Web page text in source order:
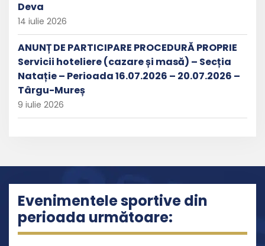
Deva
14 iulie 2026
ANUNȚ DE PARTICIPARE PROCEDURĂ PROPRIE
Servicii hoteliere (cazare și masă) – Secția
Natație – Perioada 16.07.2026 – 20.07.2026 –
Târgu-Mureș
9 iulie 2026
Evenimentele sportive din
perioada următoare: